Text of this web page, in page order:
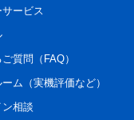
ービス
質問（FAQ）
ム（実機評価など）
相談